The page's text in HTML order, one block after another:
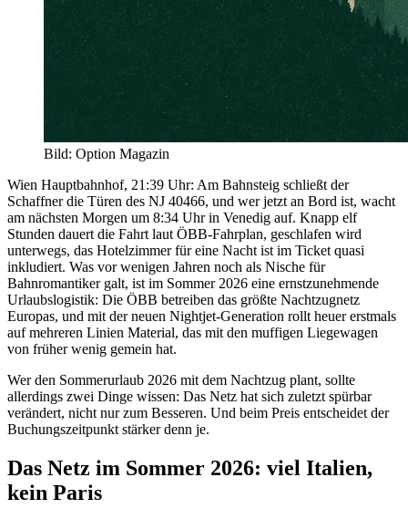
Bild: Option Magazin
Wien Hauptbahnhof, 21:39 Uhr: Am Bahnsteig schließt der
Schaffner die Türen des NJ 40466, und wer jetzt an Bord ist, wacht
am nächsten Morgen um 8:34 Uhr in Venedig auf. Knapp elf
Stunden dauert die Fahrt laut ÖBB-Fahrplan, geschlafen wird
unterwegs, das Hotelzimmer für eine Nacht ist im Ticket quasi
inkludiert. Was vor wenigen Jahren noch als Nische für
Bahnromantiker galt, ist im Sommer 2026 eine ernstzunehmende
Urlaubslogistik: Die ÖBB betreiben das größte Nachtzugnetz
Europas, und mit der neuen Nightjet-Generation rollt heuer erstmals
auf mehreren Linien Material, das mit den muffigen Liegewagen
von früher wenig gemein hat.
Wer den Sommerurlaub 2026 mit dem Nachtzug plant, sollte
allerdings zwei Dinge wissen: Das Netz hat sich zuletzt spürbar
verändert, nicht nur zum Besseren. Und beim Preis entscheidet der
Buchungszeitpunkt stärker denn je.
Das Netz im Sommer 2026: viel Italien,
kein Paris